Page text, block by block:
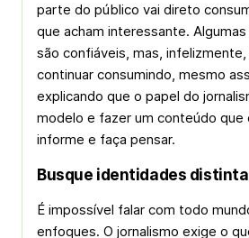
parte do público vai direto
que acham interessante.
são confiáveis, mas,
continuar consumindo, mesmo
explicando que o papel do
modelo e fazer um conteúdo
informe e faça pensar.
Busque identidades
É impossível falar com todo
enfoques. O jornalismo exige o